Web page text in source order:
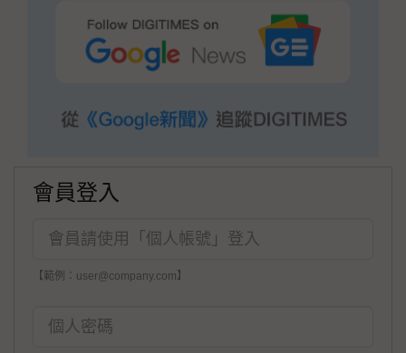
會員登入
【範例：user@company.com】